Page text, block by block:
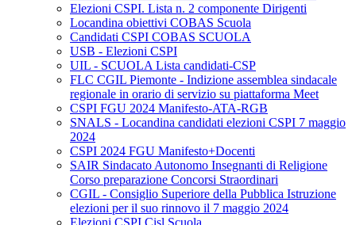
Elezioni CSPI. Lista n. 2 componente Dirigenti
Locandina obiettivi COBAS Scuola
Candidati CSPI COBAS SCUOLA
USB - Elezioni CSPI
UIL - SCUOLA Lista candidati-CSP
FLC CGIL Piemonte - Indizione assemblea sindacale
regionale in orario di servizio su piattaforma Meet
CSPI FGU 2024 Manifesto-ATA-RGB
SNALS - Locandina candidati elezioni CSPI 7 maggio
2024
CSPI 2024 FGU Manifesto+Docenti
SAIR Sindacato Autonomo Insegnanti di Religione
Corso preparazione Concorsi Straordinari
CGIL - Consiglio Superiore della Pubblica Istruzione
elezioni per il suo rinnovo il 7 maggio 2024